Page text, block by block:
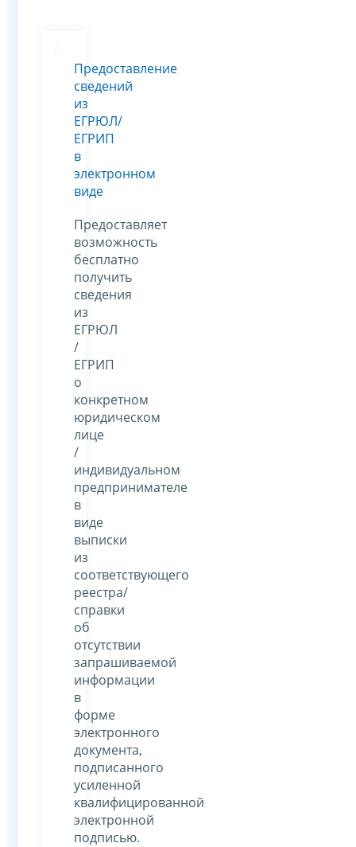
Предоставление
сведений
из
ЕГРЮЛ/
ЕГРИП
в
электронном
виде
Предоставляет
возможность
бесплатно
получить
сведения
из
ЕГРЮЛ
/
ЕГРИП
о
конкретном
юридическом
лице
/
индивидуальном
предпринимателе
в
виде
выписки
из
соответствующего
реестра/
справки
об
отсутствии
запрашиваемой
информации
в
форме
электронного
документа,
подписанного
усиленной
квалифицированной
электронной
подписью.